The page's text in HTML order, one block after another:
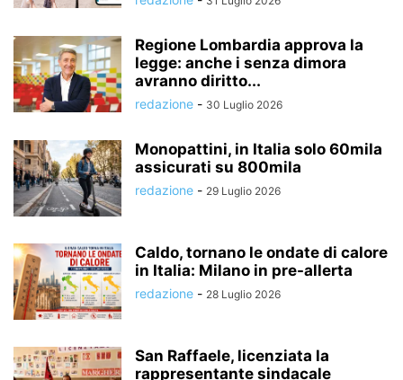
Regione Lombardia approva la
legge: anche i senza dimora
avranno diritto...
redazione - 30 Luglio 2026
Monopattini, in Italia solo 60mila
assicurati su 800mila
redazione - 29 Luglio 2026
Caldo, tornano le ondate di calore
in Italia: Milano in pre-allerta
redazione - 28 Luglio 2026
San Raffaele, licenziata la
rappresentante sindacale